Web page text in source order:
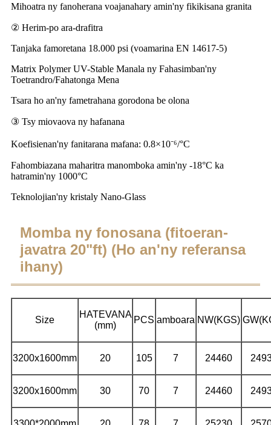
Mihoatra ny fanoherana voajanahary amin'ny fikikisana granita
② Herim-po ara-drafitra
Tanjaka famoretana 18.000 psi (voamarina EN 14617-5)
Matrix Polymer UV-Stable Manala ny Fahasimban'ny
Toetrandro/Fahatonga Mena
Tsara ho an'ny fametrahana gorodona be olona
③ Tsy miovaova ny hafanana
Koefisienan'ny fanitarana mafana: 0.8×10⁻⁶/°C
Fahombiazana maharitra manomboka amin'ny -18°C ka
hatramin'ny 1000°C
Teknolojian'ny kristaly Nano-Glass
Momba ny fonosana (fitoeran-
javatra 20"ft) (Ho an'ny referansa
ihany)
Size
HATEVANA
(mm)
PCS amboara NW(KGS)
3200x1600mm 20 105 7 24460
3200x1600mm 30 70 7 24460